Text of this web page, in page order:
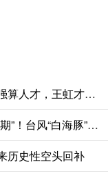
股票配股怎么配 科学家颜宁自评：我勉强算人才，王虹才是天才
配资一流股票配资网站 广东雨水“排满档期”！台风“白海豚”会登陆我国吗？
历史性空头回补